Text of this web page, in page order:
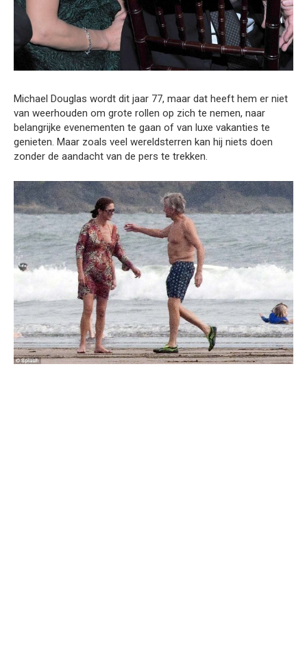
Michael Douglas wordt dit jaar 77, maar dat heeft hem er niet
van weerhouden om grote rollen op zich te nemen, naar
belangrijke evenementen te gaan of van luxe vakanties te
genieten. Maar zoals veel wereldsterren kan hij niets doen
zonder de aandacht van de pers te trekken.